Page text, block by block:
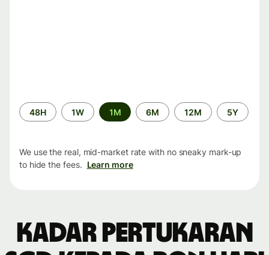
Time
period
48H 1W 1M 6M 12M 5Y
We use the real, mid-market rate with no sneaky mark-up
to hide the fees. Learn more
Kadar pertukaran